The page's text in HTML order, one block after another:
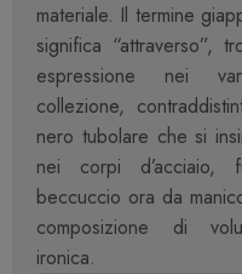
materiale. Il termine
significa “attraverso”,
espressione nei
collezione,
nero tubolare che si
nei corpi d’acciaio,
beccuccio ora da
composizione di
ironica.